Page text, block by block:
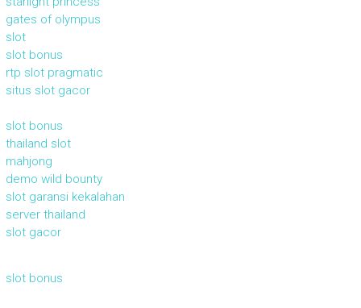
gates of olympus
slot
slot bonus
rtp slot pragmatic
situs slot gacor
slot bonus
thailand slot
mahjong
demo wild bounty
slot garansi kekalahan
server thailand
slot gacor
slot bonus